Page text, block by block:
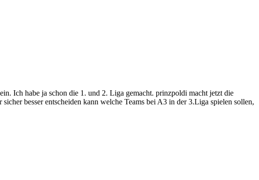
Ich habe ja schon die 1. und 2. Liga gemacht. prinzpoldi macht jetzt die
besser entscheiden kann welche Teams bei A3 in der 3.Liga spielen sollen,